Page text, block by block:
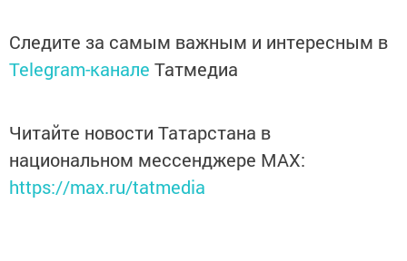
Следите за самым важным и интересным в
Telegram-канале Татмедиа
Читайте новости Татарстана в
национальном мессенджере MАХ:
https://max.ru/tatmedia